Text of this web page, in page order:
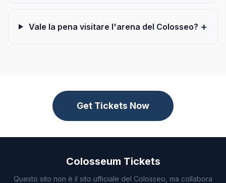
Vale la pena visitare l'arena del Colosseo?
Get Tickets Now
Colosseum Tickets
Questo sito non è il sito ufficiale del Colosseo, ma collabora